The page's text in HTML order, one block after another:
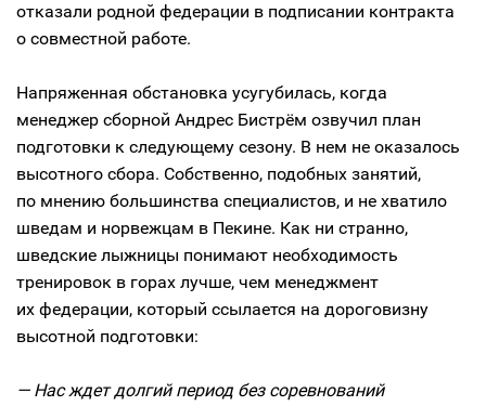
отказали родной федерации в подписании контракта
о совместной работе.
Напряженная обстановка усугубилась, когда
менеджер сборной Андрес Бистрём озвучил план
подготовки к следующему сезону. В нем не оказалось
высотного сбора. Собственно, подобных занятий,
по мнению большинства специалистов, и не хватило
шведам и норвежцам в Пекине. Как ни странно,
шведские лыжницы понимают необходимость
тренировок в горах лучше, чем менеджмент
их федерации, который ссылается на дороговизну
высотной подготовки:
— Нас ждет долгий период без соревнований